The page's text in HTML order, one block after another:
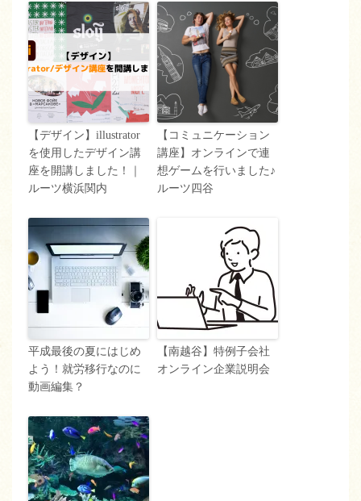
【デザイン】illustrator
を使用したデザイン講
座を開講しました！｜
ルーツ横浜関内
【コミュニケーション
講座】オンラインで連
想ゲームを行いました♪
ルーツ四谷
平成最後の夏にはじめ
よう！就労移行なのに
動画編集？
【南越谷】特例子会社
オンライン企業説明会